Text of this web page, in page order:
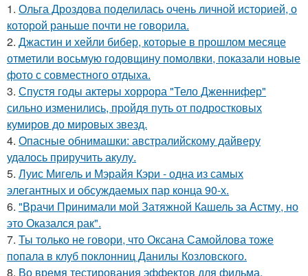
1. Ольга Дроздова поделилась очень личной историей, о
которой раньше почти не говорила.
2. Джастин и хейли бибер, которые в прошлом месяце
отметили восьмую годовщину помолвки, показали новые
фото с совместного отдыха.
3. Спустя годы актеры хоррора "Тело Дженнифер"
сильно изменились, пройдя путь от подростковых
кумиров до мировых звезд.
4. Опасные обнимашки: австралийскому дайверу
удалось приручить акулу.
5. Луис Мигель и Мэрайя Кэри - одна из самых
элегантных и обсуждаемых пар конца 90-х.
6. "Врачи Принимали мой Затяжной Кашель за Астму, но
это Оказался рак".
7. Ты только не говори, что Оксана Самойлова тоже
попала в клуб поклонниц Данилы Козловского.
8. Во время тестирования эффектов для фильма.